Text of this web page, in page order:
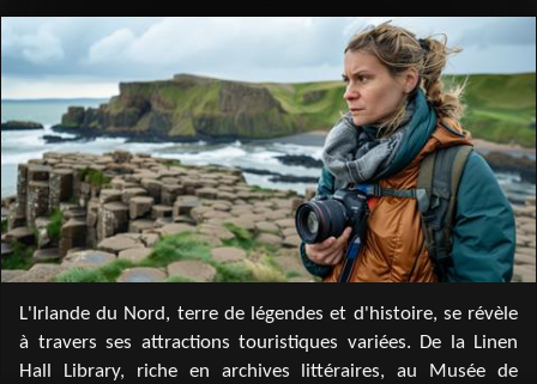
L'Irlande du Nord, terre de légendes et d'histoire, se révèle
à travers ses attractions touristiques variées. De la Linen
Hall Library, riche en archives littéraires, au Musée de